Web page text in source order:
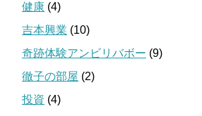
健康 (4)
吉本興業 (10)
奇跡体験アンビリバボー (9)
徹子の部屋 (2)
投資 (4)